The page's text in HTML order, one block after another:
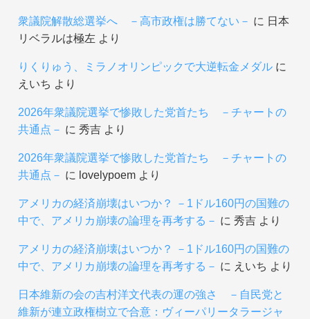
衆議院解散総選挙へ －高市政権は勝てない－ に 日本
リベラルは極左 より
りくりゅう、ミラノオリンピックで大逆転金メダルに
えいち より
2026年衆議院選挙で惨敗した党首たち －チャートの
共通点－ に 秀吉より
2026年衆議院選挙で惨敗した党首たち －チャートの
共通点－ に lovelypoemより
アメリカの経済崩壊はいつか？ －1ドル160円の国難の
中で、アメリカ崩壊の論理を再考する－ に 秀吉より
アメリカの経済崩壊はいつか？ －1ドル160円の国難の
中で、アメリカ崩壊の論理を再考する－ に えいち より
日本維新の会の吉村洋文代表の運の強さ －自民党と
維新が連立政権樹立で合意：ヴィーパリータラージャ